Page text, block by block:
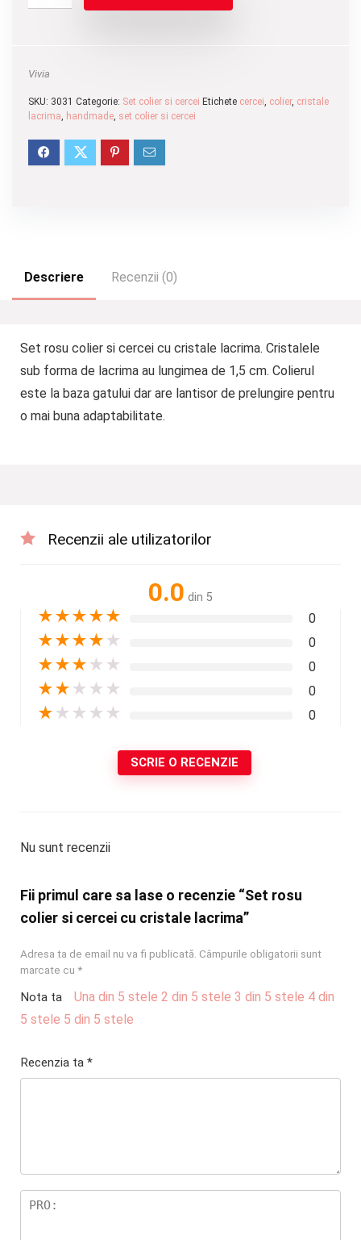
Vivia
SKU: 3031 Categorie: Set colier si cercei Etichete cercei, colier, cristale
lacrima, handmade, set colier si cercei
Descriere Recenzii (0)
Set rosu colier si cercei cu cristale lacrima. Cristalele
sub forma de lacrima au lungimea de 1,5 cm. Colierul
este la baza gatului dar are lantisor de prelungire pentru
o mai buna adaptabilitate.
Recenzii ale utilizatorilor
0.0 din 5
★★★★★ 0
★★★★ ★ 0
★★★ ★ ★ 0
★★ ★ ★ ★ 0
★ ★ ★ ★ ★ 0
SCRIE O RECENZIE
Nu sunt recenzii
Fii primul care sa lase o recenzie “Set rosu
colier si cercei cu cristale lacrima”
Adresa ta de email nu va fi publicată. Câmpurile obligatorii sunt
marcate cu *
Nota ta Una din 5 stele 2 din 5 stele 3 din 5 stele 4 din
5 stele 5 din 5 stele
Recenzia ta *